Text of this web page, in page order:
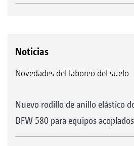
Noticias
Novedades del laboreo del suelo
Nuevo rodillo de anillo elástico
DFW 580 para equipos acoplados